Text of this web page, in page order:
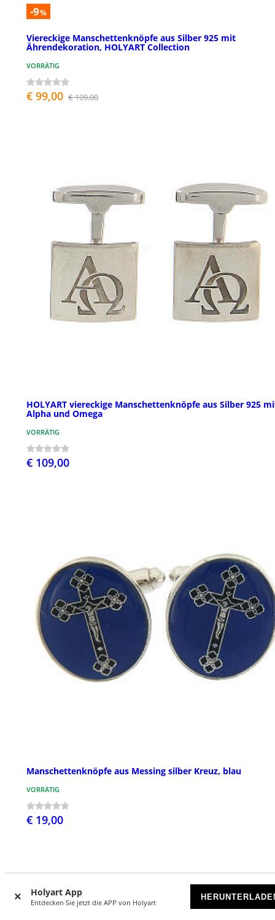
Holyart App
Entdecken Sie jetzt die APP von Holyart
-9%
Viereckige Manschettenknöpfe aus Silber 925 mit
Ährendekoration, HOLYART Collection
VORRÄTIG
€ 99,00 € 109,00
HOLYART viereckige Manschettenknöpfe aus Silber 925
Alpha und Omega
VORRÄTIG
€ 109,00
Manschettenknöpfe aus Messing silber Kreuz, blau
VORRÄTIG
€ 19,00